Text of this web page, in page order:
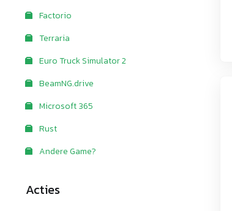
Factorio
Terraria
Euro Truck Simulator 2
BeamNG.drive
Microsoft 365
Rust
Andere Game?
Acties